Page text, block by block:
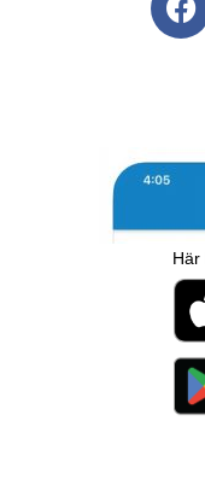
Här